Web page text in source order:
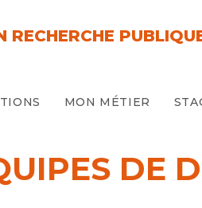
MON MÉTIER
DE